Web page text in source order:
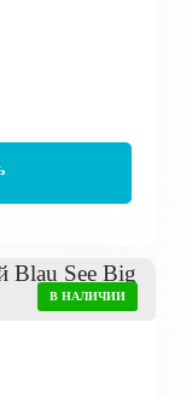
В НАЛИЧИИ